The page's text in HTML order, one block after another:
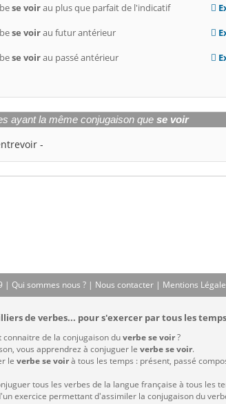
se voirau plus que parfait de l'indicatif
se voirau futur antérieur
se voirau passé antérieur
ayant la même conjugaison quese voir
-
| Qui sommes nous ? | Nous contacter | Mentions
de verbes... pour s'exercer par tous les
connaitre de la conjugaison duverbe se voir?
vous apprendrez à conjuguer le verbe se voir.
le verbe se voirà tous les temps : présent, passé
tous les verbes de la langue française à tous les
exercice permettant d'assimiler la conjugaison du